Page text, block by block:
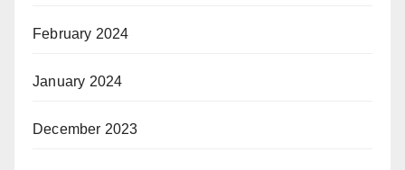
February 2024
January 2024
December 2023